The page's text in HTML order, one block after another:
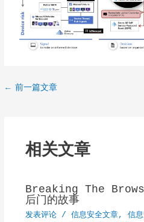
Post
←前一篇文章
相关文章
Breaking The
后门的故事
发表评论 / 信息安全文章, 信